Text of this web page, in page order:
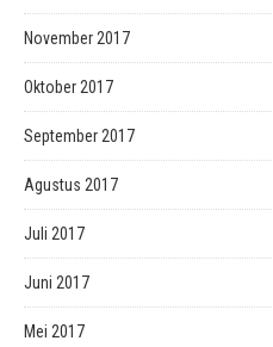
November 2017
Oktober 2017
September 2017
Agustus 2017
Juli 2017
Juni 2017
Mei 2017